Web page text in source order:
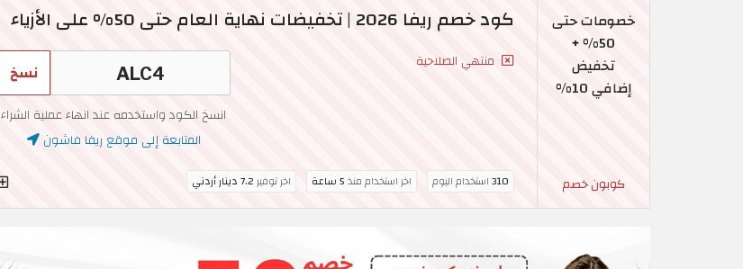
خصومات حتى
50% +
تخفيض
إضافي 10%
كوبون خصم
كود خصم ريفا 2026 | تخفيضات نهاية العام حتى 50% على الأزياء
منتهي الصلاحية نسخ
انسخ الكود واستخدمه عند انهاء عملية الشراء
المتابعة إلى موقع ريفا فاشون
310استخدام اليوم اخر استخدام منذ5 ساعة اخر توفير7.2 دينار أردني